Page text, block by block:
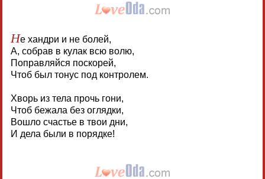
Не хандри и не болей,
А, собрав в кулак всю волю,
Поправляйся поскорей,
Чтоб был тонус под контролем.
Хворь из тела прочь гони,
Чтоб бежала без оглядки,
Вошло счастье в твои дни,
И дела были в порядке!